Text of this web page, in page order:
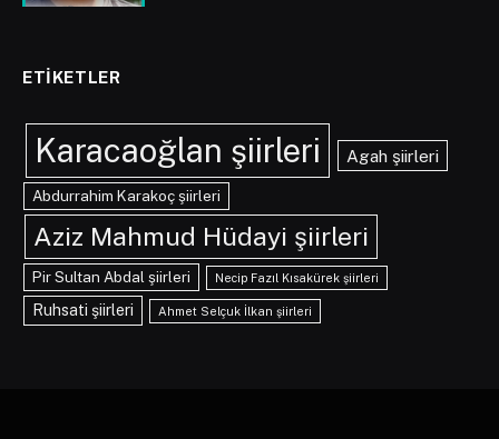
ETIKETLER
Karacaoğlan şiirleri Agah şiirleri
Abdurrahim Karakoç şiirleri
Aziz Mahmud Hüdayi şiirleri
Pir Sultan Abdal şiirleri Necip Fazıl Kısakürek şiirleri
Ruhsati şiirleri Ahmet Selçuk İlkan şiirleri